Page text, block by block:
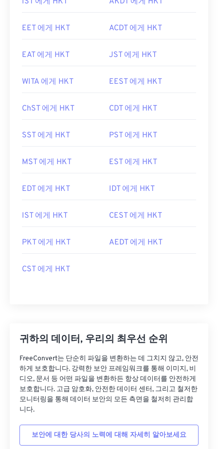
EET 에게 HKT ACDT 에게 HKT
EAT 에게 HKT JST 에게 HKT
WITA 에게 HKT EEST 에게 HKT
ChST 에게 HKT CDT 에게 HKT
SST 에게 HKT PST 에게 HKT
MST 에게 HKT EST 에게 HKT
EDT 에게 HKT IDT 에게 HKT
IST 에게 HKT CEST 에게 HKT
PKT 에게 HKT AEDT 에게 HKT
CST 에게 HKT
귀하의 데이터, 우리의 최우선 순위
FreeConvert는 단순히 파일을 변환하는 데 그치지 않고, 안전
하게 보호합니다. 강력한 보안 프레임워크를 통해 이미지, 비
디오, 문서 등 어떤 파일을 변환하든 항상 데이터를 안전하게
보호합니다. 고급 암호화, 안전한 데이터 센터, 그리고 철저한
모니터링을 통해 데이터 보안의 모든 측면을 철저히 관리합
니다.
보안에 대한 당사의 노력에 대해 자세히 알아보세요